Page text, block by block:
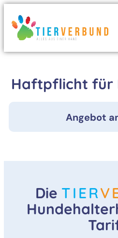
Haftpflicht für
Angebot
Die TIER